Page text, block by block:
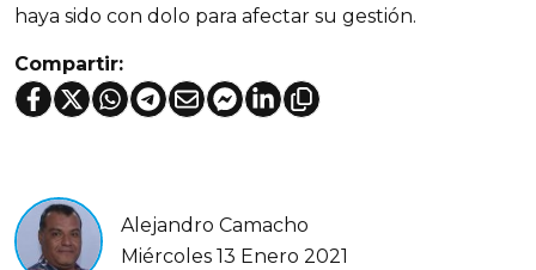
haya sido con dolo para afectar su gestión.
Compartir:
Alejandro Camacho
Miércoles 13 Enero 2021